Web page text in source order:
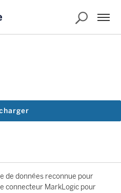
de données reconnue pour
connecteur MarkLogic pour